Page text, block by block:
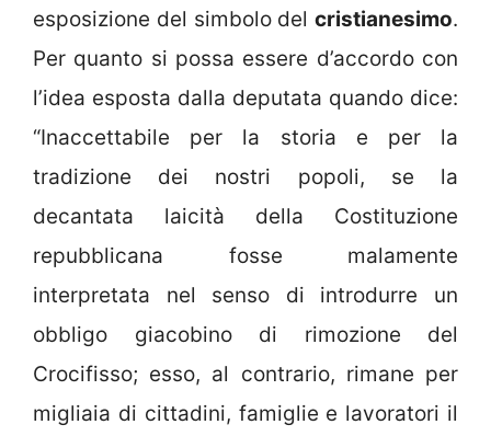
esposizione del simbolo del cristianesimo.
Per quanto si possa essere d’accordo con
l’idea esposta dalla deputata quando dice:
“Inaccettabile per la storia e per la
tradizione dei nostri popoli, se la
decantata laicità della Costituzione
repubblicana fosse malamente
interpretata nel senso di introdurre un
obbligo giacobino di rimozione del
Crocifisso; esso, al contrario, rimane per
migliaia di cittadini, famiglie e lavoratori il